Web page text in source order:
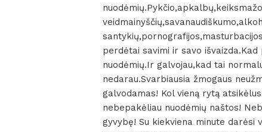
perdėtai savimi ir savo
nuodėmių.Ir galvojau,kad tai
nedarau.Svarbiausia žmogaus
galvodamas! Kol vieną rytą
nebepakėliau nuodėmių naštos!
gyvybę! Su kiekviena minute darėsi